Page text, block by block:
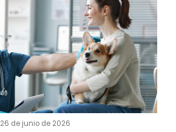
26 de junio de 2026